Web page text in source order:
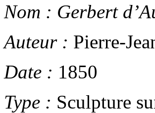
Nom : Gerbert
Auteur : Pierre-
Date : 1850
Type : Sculpture